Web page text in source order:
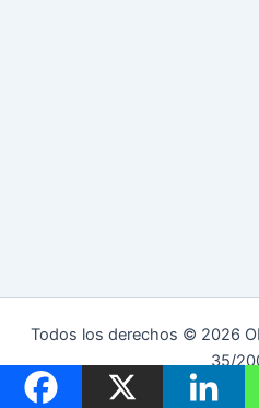
Todos los derechos © 2026
35/